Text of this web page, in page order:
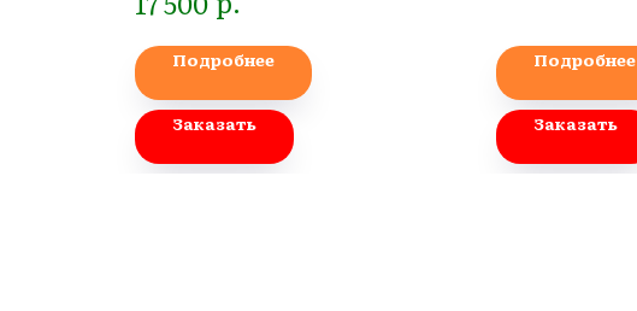
Подробнее
Заказать
Подробнее
Заказать